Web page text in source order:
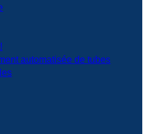
automatisée de tubes